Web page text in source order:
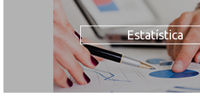
Estatística